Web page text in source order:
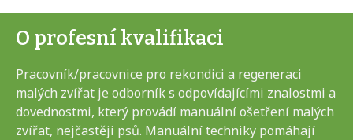
O profesní kvalifikaci
Pracovník/pracovnice pro rekondici a regeneraci
malých zvířat je odborník s odpovídajícími znalostmi a
dovednostmi, který provádí manuální ošetření malých
zvířat, nejčastěji psů. Manuální techniky pomáhají